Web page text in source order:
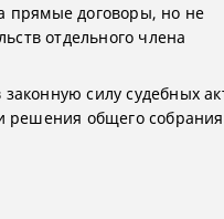
прямые договоры, но не
отдельного члена
силу судебных
решения общего